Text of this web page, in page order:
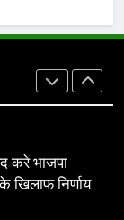
करे भाजपा
खिलाफ निर्णायक
117 विद्यालयों
विद्यालय रहा